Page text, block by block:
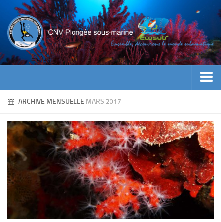
ACTUALITES
INFOS CNV
Bienvenue
Contacts
Encadrement
Historique
ARCHIVE MENSUELLE MARS 2017